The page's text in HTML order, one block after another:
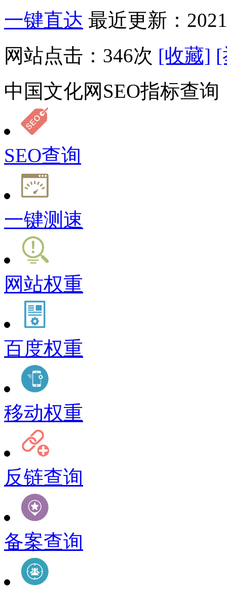
一键直达 最近更新：
网站点击： 346次 [收藏] [
中国文化网SEO指标查询
SEO查询
一键测速
网站权重
百度权重
移动权重
反链查询
备案查询